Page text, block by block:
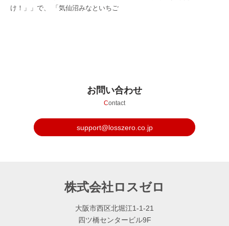
け！」」で、 「気仙沼みなといちご
お問い合わせ
Contact
support@losszero.co.jp
株式会社ロスゼロ
大阪市西区北堀江1-1-21
四ツ橋センタービル9F